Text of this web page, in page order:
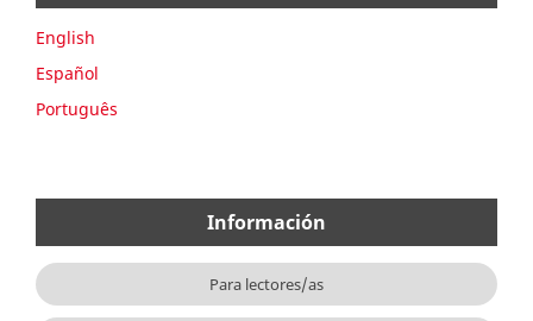
English
Español
Português
Información
Para lectores/as